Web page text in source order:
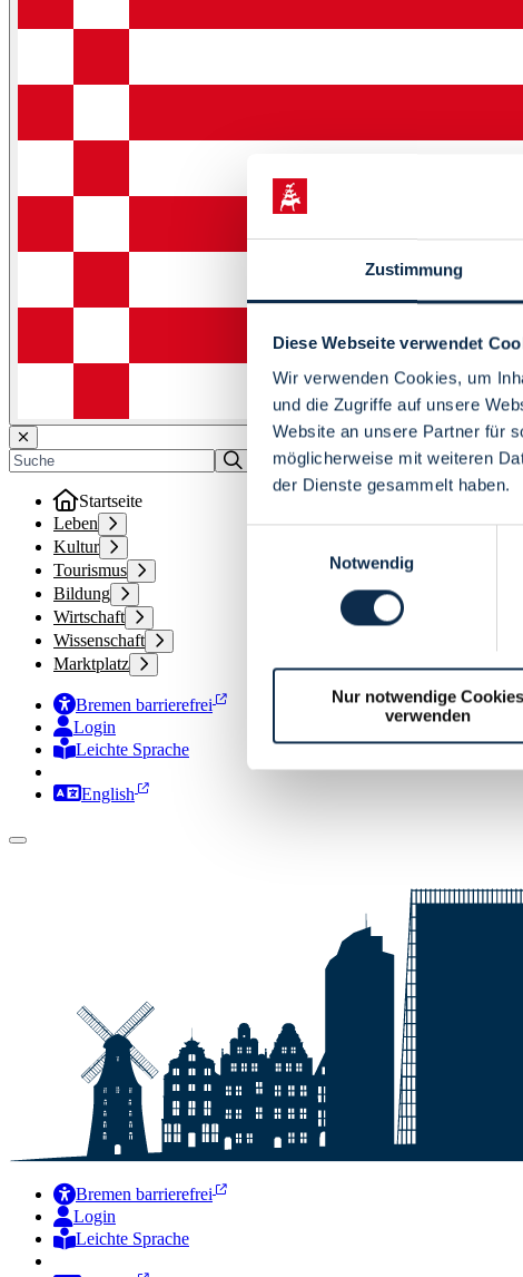
Zustimmung
Diese Webseite verwendet
Wir verwenden Cookies, um
und die Zugriffe auf unsere
Website an unsere Partner für
möglicherweise mit weiteren
der Dienste gesammelt haben.
Notwendig
Nur notwendige Cookies
verwenden
Startseite
Leben
Kultur
Tourismus
Bildung
Wirtschaft
Wissenschaft
Marktplatz
Bremen barrierefrei
Login
Leichte Sprache
Zur Deutschen Gebärdensprache
English
Bremen barrierefrei
Login
Leichte Sprache